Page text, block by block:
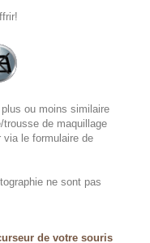
ou moins similaire
de maquillage
le formulaire de
ne sont pas
de votre souris